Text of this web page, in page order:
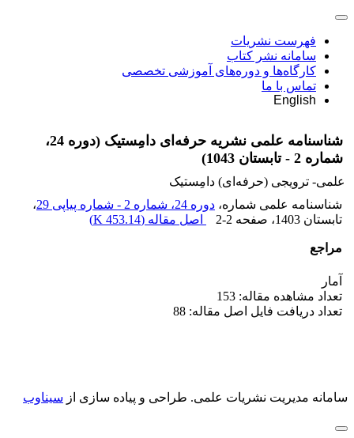
فهرست نشریات
سامانه نشر کتاب
کارگاه‌ها و دوره‌های آموزشی تخصصی
تماس با ما
English
شناسنامه علمی نشریه حرفه‌ای دامِستیک (دوره 24،
شماره 2 - تابستان 1043)
علمی- ترویجی (حرفه‌ای) دامِستیک
شناسنامه علمی شماره، دوره 24، شماره 2 - شماره پیاپی 29
،
تابستان 1403
، صفحه 2-2 اصل مقاله (453.14 K
)
مراجع
آمار
تعداد مشاهده مقاله: 153
تعداد دریافت فایل اصل مقاله: 88
سامانه مدیریت نشریات علمی. طراحی و پیاده سازی از سیناوب